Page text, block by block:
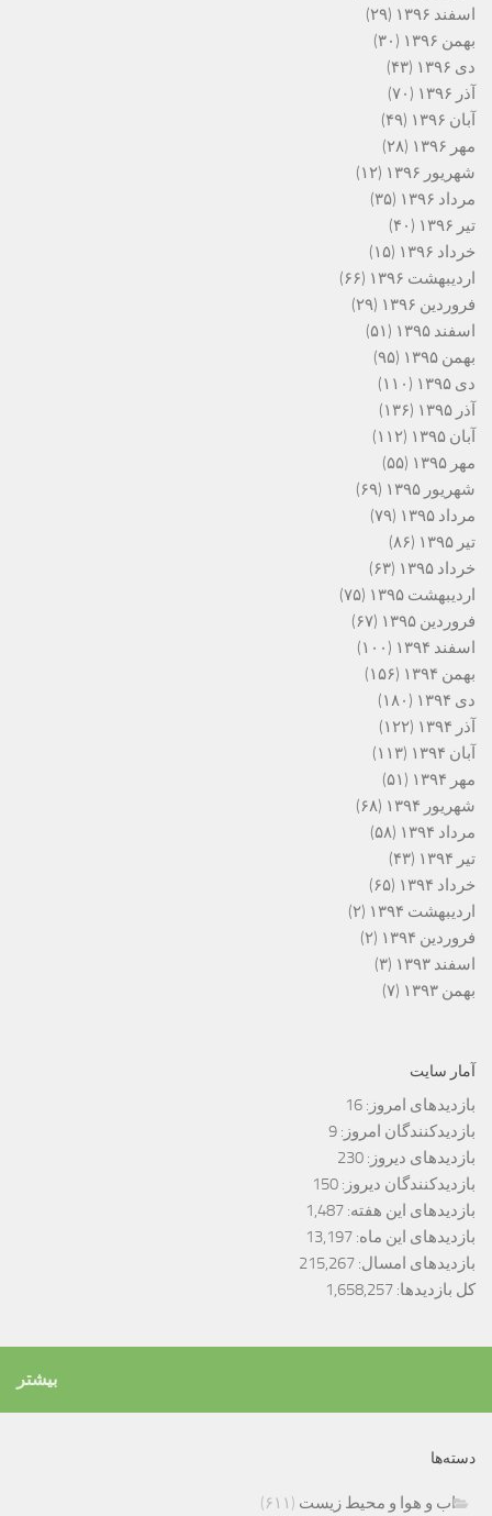
اسفند ۱۳۹۶
(۲۹)
بهمن ۱۳۹۶
(۳۰)
دی ۱۳۹۶
(۴۳)
آذر ۱۳۹۶
(۷۰)
آبان ۱۳۹۶
(۴۹)
مهر ۱۳۹۶
(۲۸)
شهریور ۱۳۹۶
(۱۲)
مرداد ۱۳۹۶
(۳۵)
تیر ۱۳۹۶
(۴۰)
خرداد ۱۳۹۶
(۱۵)
اردیبهشت ۱۳۹۶
(۶۶)
فروردین ۱۳۹۶
(۲۹)
اسفند ۱۳۹۵
(۵۱)
بهمن ۱۳۹۵
(۹۵)
دی ۱۳۹۵
(۱۱۰)
آذر ۱۳۹۵
(۱۳۶)
آبان ۱۳۹۵
(۱۱۲)
مهر ۱۳۹۵
(۵۵)
شهریور ۱۳۹۵
(۶۹)
مرداد ۱۳۹۵
(۷۹)
تیر ۱۳۹۵
(۸۶)
خرداد ۱۳۹۵
(۶۳)
اردیبهشت ۱۳۹۵
(۷۵)
فروردین ۱۳۹۵
(۶۷)
اسفند ۱۳۹۴
(۱۰۰)
بهمن ۱۳۹۴
(۱۵۶)
دی ۱۳۹۴
(۱۸۰)
آذر ۱۳۹۴
(۱۲۲)
آبان ۱۳۹۴
(۱۱۳)
مهر ۱۳۹۴
(۵۱)
شهریور ۱۳۹۴
(۶۸)
مرداد ۱۳۹۴
(۵۸)
تیر ۱۳۹۴
(۴۳)
خرداد ۱۳۹۴
(۶۵)
اردیبهشت ۱۳۹۴
(۲)
فروردین ۱۳۹۴
(۲)
اسفند ۱۳۹۳
(۳)
بهمن ۱۳۹۳
(۷)
آمار سایت
بازدیدهای امروز: 16
بازدیدکنندگان امروز: 9
بازدیدهای دیروز: 230
بازدیدکنندگان دیروز: 150
بازدیدهای این هفته: 1,487
بازدیدهای این ماه: 13,197
بازدیدهای امسال: 215,267
کل بازدیدها: 1,658,257
بیشتر
دسته‌ها
اب و هوا و محیط زیست (۶۱۱)